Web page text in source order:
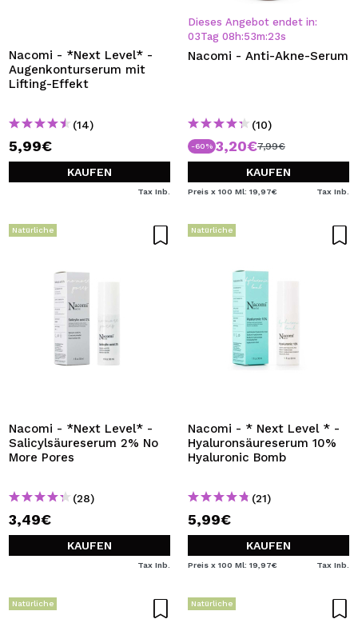
Nacomi - *Next Level* -
Augenkonturserum mit
Lifting-Effekt
(14)
5,99€
KAUFEN
Tax Inb.
Dieses Angebot endet in:
03Tag 08 h:53m:22s
Nacomi - Anti-Akne-Serum
(10)
-60% 3,20€7,99€
KAUFEN
Preis x 100 Ml: 19,97€ Tax Inb.
Natürliche
Nacomi - *Next Level* -
Salicylsäureserum 2% No
More Pores
(28)
3,49€
KAUFEN
Tax Inb.
Natürliche
Nacomi - * Next Level * -
Hyaluronsäureserum 10%
Hyaluronic Bomb
(21)
5,99€
KAUFEN
Preis x 100 Ml: 19,97€ Tax Inb.
Natürliche Natürliche